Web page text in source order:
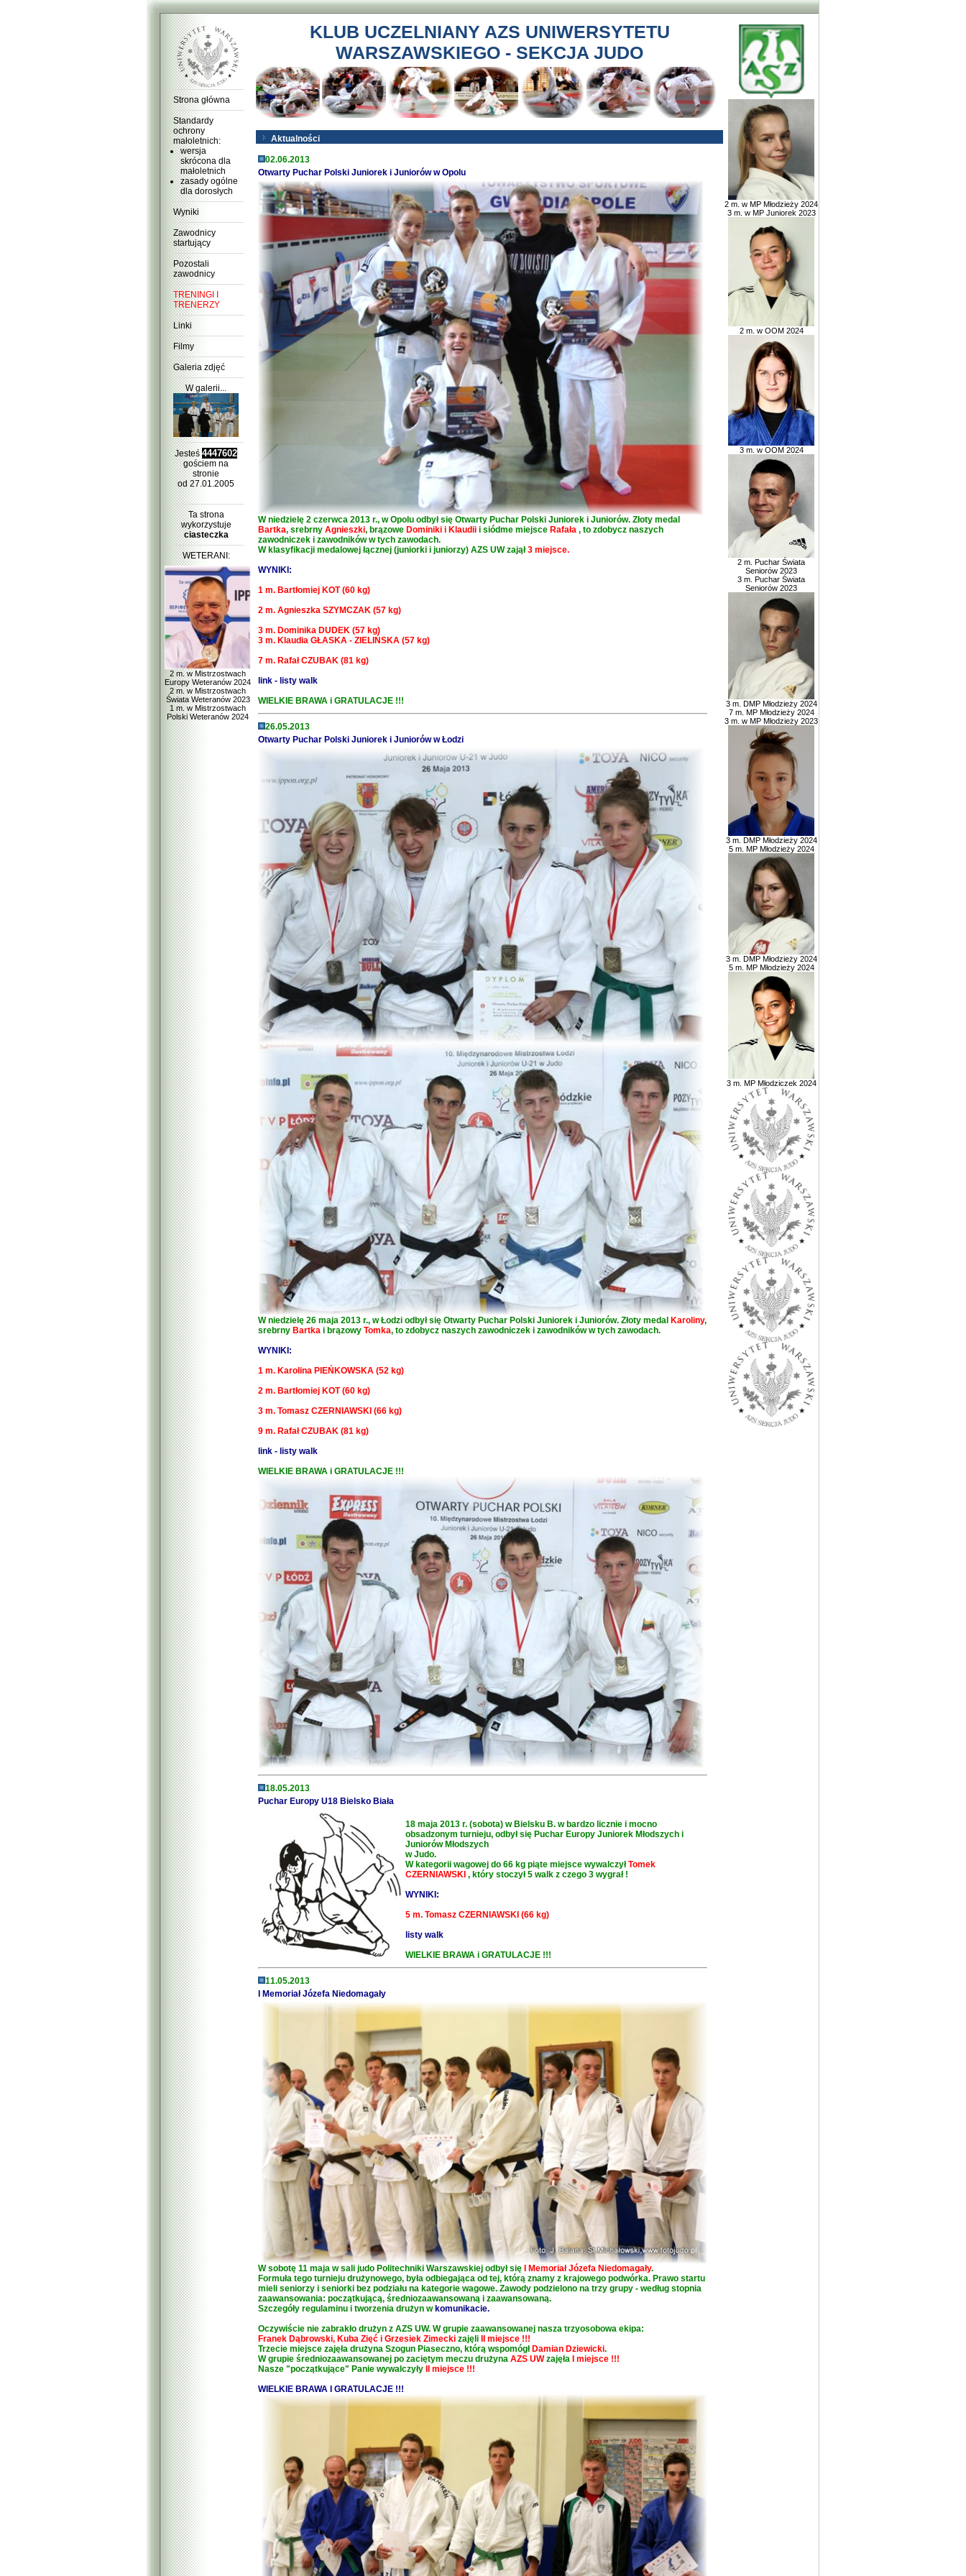
Strona główna
Standardy
ochrony
małoletnich:
wersja
skrócona dla
małoletnich
zasady ogólne
dla dorosłych
Wyniki
Zawodnicy
startujący
Pozostali
zawodnicy
TRENINGI I
TRENERZY
Linki
Filmy
Galeria zdjęć
W galerii...
Jesteś4447602
gościem na
stronie
od 27.01.2005
Ta strona
wykorzystuje
ciasteczka
WETERANI:
2 m. w Mistrzostwach
Europy Weteranów 2024
2 m. w Mistrzostwach
Świata Weteranów 2023
1 m. w Mistrzostwach
Polski Weteranów 2024
KLUB UCZELNIANY AZS UNIWERSYTETU
WARSZAWSKIEGO - SEKCJA JUDO
Aktualności
02.06.2013
Otwarty Puchar Polski Juniorek i Juniorów w Opolu
W niedzielę 2 czerwca 2013 r., w Opolu odbył się Otwarty Puchar Polski Juniorek i Juniorów. Złoty medal
Bartka, srebrny Agnieszki, brązowe Dominiki i Klaudii i siódme miejsce Rafała , to zdobycz naszych
zawodniczek i zawodników w tych zawodach.
W klasyfikacji medalowej łącznej (juniorki i juniorzy) AZS UW zajął3 miejsce.
WYNIKI:
1 m. Bartłomiej KOT (60 kg)
2 m. Agnieszka SZYMCZAK (57 kg)
3 m. Dominika DUDEK (57 kg)
3 m. Klaudia GŁASKA - ZIELIŃSKA (57 kg)
7 m. Rafał CZUBAK (81 kg)
link - listy walk
WIELKIE BRAWA i GRATULACJE !!!
26.05.2013
Otwarty Puchar Polski Juniorek i Juniorów w Łodzi
W niedzielę 26 maja 2013 r., w Łodzi odbył się Otwarty Puchar Polski Juniorek i Juniorów. Złoty medal Karoliny,
srebrny Bartka i brązowy Tomka, to zdobycz naszych zawodniczek i zawodników w tych zawodach.
WYNIKI:
1 m. Karolina PIEŃKOWSKA (52 kg)
2 m. Bartłomiej KOT (60 kg)
3 m. Tomasz CZERNIAWSKI (66 kg)
9 m. Rafał CZUBAK (81 kg)
link - listy walk
WIELKIE BRAWA i GRATULACJE !!!
18.05.2013
Puchar Europy U18 Bielsko Biała
18 maja 2013 r. (sobota) w Bielsku B. w bardzo licznie i mocno
obsadzonym turnieju, odbył się Puchar Europy Juniorek Młodszych i
Juniorów Młodszych
w Judo.
W kategorii wagowej do 66 kg piąte miejsce wywalczyłTomek
CZERNIAWSKI , który stoczył 5 walk z czego 3 wygrał !
WYNIKI:
5 m. Tomasz CZERNIAWSKI (66 kg)
listy walk
WIELKIE BRAWA i GRATULACJE !!!
11.05.2013
I Memoriał Józefa Niedomagały
W sobotę 11 maja w sali judo Politechniki Warszawskiej odbył się I Memoriał Józefa Niedomagały.
Formuła tego turnieju drużynowego, była odbiegająca od tej, którą znamy z krajowego podwórka. Prawo startu
mieli seniorzy i seniorki bez podziału na kategorie wagowe. Zawody podzielono na trzy grupy - według stopnia
zaawansowania: początkującą, średniozaawansowaną i zaawansowaną.
Szczegóły regulaminu i tworzenia drużyn wkomunikacie.
Oczywiście nie zabrakło drużyn z AZS UW. W grupie zaawansowanej nasza trzyosobowa ekipa:
Franek Dąbrowski, Kuba Zięć i Grzesiek Zimecki zajęli II miejsce !!!
Trzecie miejsce zajęła drużyna Szogun Piaseczno, którą wspomógłDamian Dziewicki.
W grupie średniozaawansowanej po zaciętym meczu drużyna AZS UWzajęła I miejsce !!!
Nasze "początkujące" Panie wywalczyły II miejsce !!!
WIELKIE BRAWA I GRATULACJE !!!
2 m. w MP Młodzieży 2024
3 m. w MP Juniorek 2023
2 m. w OOM 2024
3 m. w OOM 2024
2 m. Puchar Świata
Seniorów 2023
3 m. Puchar Świata
Seniorów 2023
3 m. DMP Młodzieży 2024
7 m. MP Młodzieży 2024
3 m. w MP Młodzieży 2023
3 m. DMP Młodzieży 2024
5 m. MP Młodzieży 2024
3 m. DMP Młodzieży 2024
5 m. MP Młodzieży 2024
3 m. MP Młodziczek 2024